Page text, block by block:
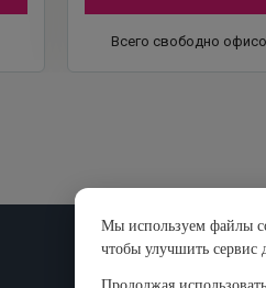
Всего свободно
Мы используем файлы
чтобы улучшить сервис